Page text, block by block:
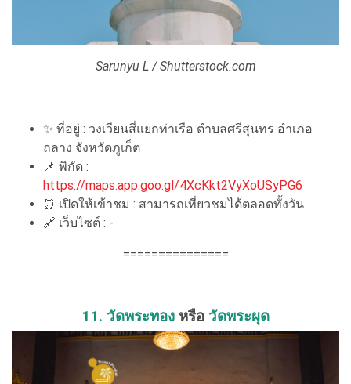
Sarunyu L / Shutterstock.com
✨ ที่อยู่ : วงเวียนสี่แยกท่าเรือ ตำบลศรีสุนทร อำเภอ
ถลาง จังหวัดภูเก็ต
📌 พิกัด :
https://maps.app.goo.gl/4XcKkt2VyXoUSyPG6
⏰ เปิดให้เข้าชม : สามารถเที่ยวชมได้ตลอดทั้งวัน
🔗 เว็บไซต์ : -
===============
11. วัดพระทอง หรือ วัดพระผุด